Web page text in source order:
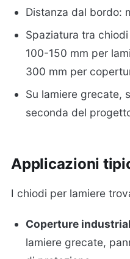
Distanza dal bordo:
Spaziatura tra
100-150 mm per
300 mm per
Su lamiere grecate,
seconda del
Applicazioni
I chiodi per lamiere
Coperture
lamiere grecate,